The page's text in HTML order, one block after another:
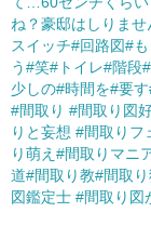
ね？豪邸はしりま
スイッチ#回路図#
う#笑#トイレ#階段
少しの#時間を#要
#間取り #間取り図
りと妄想 #間取りフ
り萌え#間取りマニ
道#間取り教#間取り
図鑑定士 #間取り図